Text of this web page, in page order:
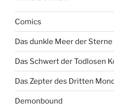
Comics
Das dunkle Meer der Sterne
Das Schwert der Todlosen
Das Zepter des Dritten
Demonbound